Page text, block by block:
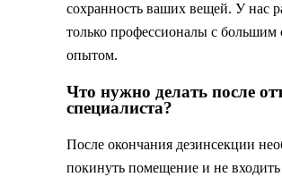
сохранность ваших вещей. У нас
только профессионалы с большим
опытом.
Что нужно делать после
специалиста?
После окончания дезинсекции
покинуть помещение и не входить